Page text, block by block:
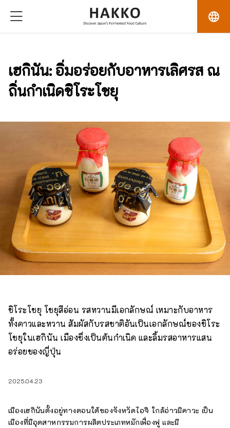
language
เฮกินัน: อิ่มอร่อยกับอาหารเลิศรส ณ
ถิ่นกำเนิดชิโระโชยุ
ชิโระโชยุ โชยุสีอ่อน รสหวานมีเอกลักษณ์ เหมาะกับอาหาร
ทั้งคาวและหวาน สัมผัสกับรสชาติอันเป็นเอกลักษณ์ของชิโระ
โชยุในเฮกินัน เมืองซึ่งเป็นต้นกำเนิด และลิ้มรสอาหารแสน
อร่อยของญี่ปุ่น
2025.04.23
เมืองเฮกินันตั้งอยู่ทางตอนใต้ของจังหวัดไอจิ ใกล้อ่าวมิคาวะ เป็น
เมืองที่มีอุตสาหกรรมการผลิตประเภทหมักเฟื่องฟู และมี